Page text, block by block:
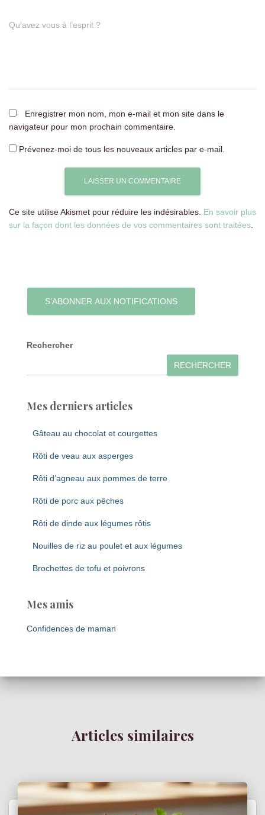
Qu’avez vous à l’esprit ?
Enregistrer mon nom, mon e-mail et mon site dans le
navigateur pour mon prochain commentaire.
Prévenez-moi de tous les nouveaux articles par e-mail.
Ce site utilise Akismet pour réduire les indésirables. En savoir plus
sur la façon dont les données de vos commentaires sont traitées
S’ABONNER AUX NOTIFICATIONS
Rechercher
RECHERCHER
Mes derniers articles
Gâteau au chocolat et courgettes
Rôti de veau aux asperges
Rôti d’agneau aux pommes de terre
Rôti de porc aux pêches
Rôti de dinde aux légumes rôtis
Nouilles de riz au poulet et aux légumes
Brochettes de tofu et poivrons
Mes amis
Confidences de maman
Articles similaires